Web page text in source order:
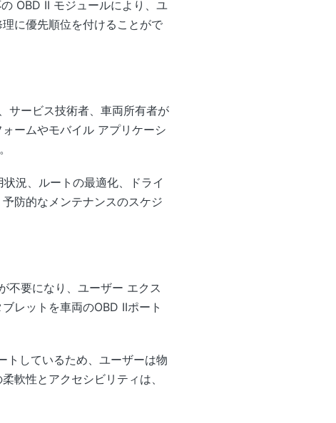
OBD II モジュールにより、ユ
に優先順位を付けることがで
サービス技術者、車両所有者が
ームやモバイル アプリケーシ
況、ルートの最適化、ドライ
防的なメンテナンスのスケジ
不要になり、ユーザー エクス
レットを車両のOBD IIポート
トしているため、ユーザーは物
軟性とアクセシビリティは、